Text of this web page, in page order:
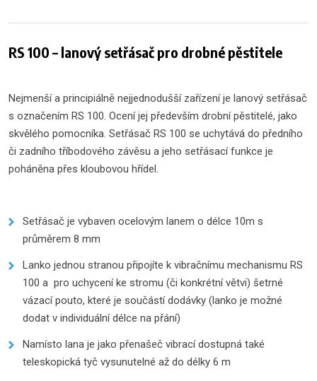
RS 100 – lanový setřásač pro drobné pěstitele
Nejmenší a principiálně nejjednodušší zařízení je lanový setřásač
s označením RS 100. Ocení jej především drobní pěstitelé, jako
skvělého pomocníka. Setřásač RS 100 se uchytává do předního
či zadního tříbodového závěsu a jeho setřásací funkce je
poháněna přes kloubovou hřídel.
Setřásač je vybaven ocelovým lanem o délce 10m s
průměrem 8 mm
Lanko jednou stranou připojíte k vibračnímu mechanismu RS
100 a pro uchycení ke stromu (či konkrétní větvi) šetrné
vázací pouto, které je součástí dodávky (lanko je možné
dodat v individuální délce na přání)
Namísto lana je jako přenašeč vibrací dostupná také
teleskopická tyč vysunutelné až do délky 6 m